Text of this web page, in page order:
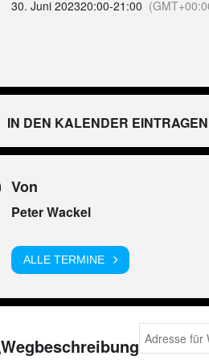
30. Juni 202320:00-21:00
IN DEN KALENDER EINTRAGEN
Von
Peter Wackel
ALLE TERMINE
Wegbeschreibung
Address -